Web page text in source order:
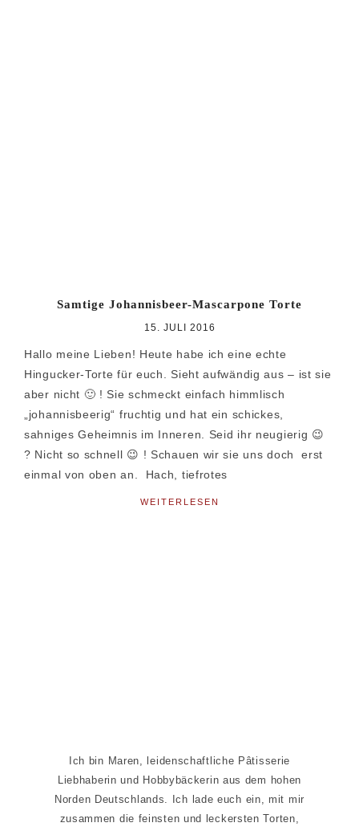
Samtige Johannisbeer-Mascarpone Torte
15. JULI 2016
Hallo meine Lieben! Heute habe ich eine echte
Hingucker-Torte für euch. Sieht aufwändig aus – ist sie
aber nicht 🙂 ! Sie schmeckt einfach himmlisch
„johannisbeerig“ fruchtig und hat ein schickes,
sahniges Geheimnis im Inneren. Seid ihr neugierig 😉
? Nicht so schnell 😉 ! Schauen wir sie uns doch erst
einmal von oben an. Hach, tiefrotes
WEITERLESEN
Ich bin Maren, leidenschaftliche Pâtisserie
Liebhaberin und Hobbybäckerin aus dem hohen
Norden Deutschlands. Ich lade euch ein, mit mir
zusammen die feinsten und leckersten Torten,